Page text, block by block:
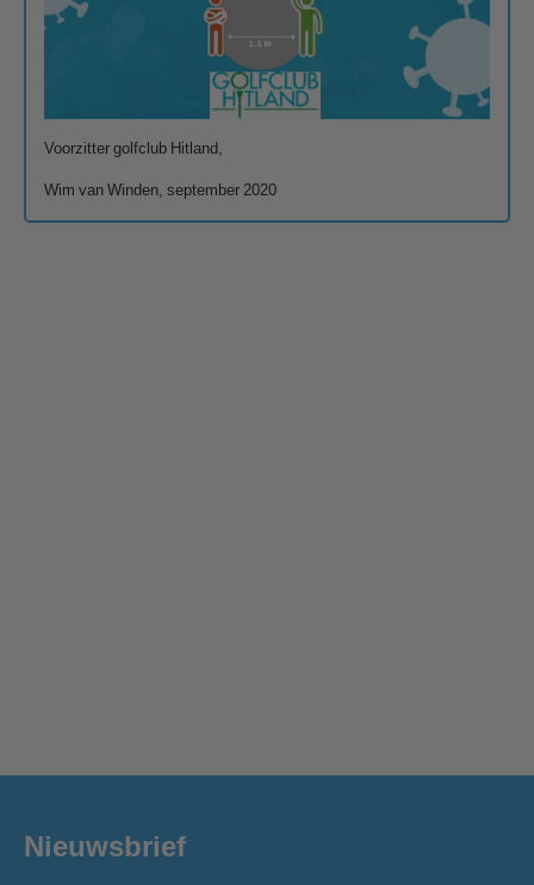
Voorzitter golfclub Hitland,
Wim van Winden, september 2020
Nieuwsbrief